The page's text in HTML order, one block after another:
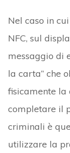
Nel caso in
NFC, sul
messaggio di
la carta” che
fisicamente la
completare il
criminali è
utilizzare la